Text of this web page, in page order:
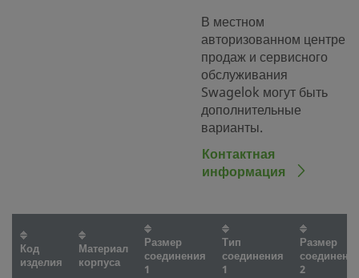
В местном
авторизованном центре
продаж и сервисного
обслуживания
Swagelok могут быть
дополнительные
варианты.
Контактная
информация
Код
изделия
Материал
корпуса
Размер
соединения
1
Тип
соединения
1
Размер
2